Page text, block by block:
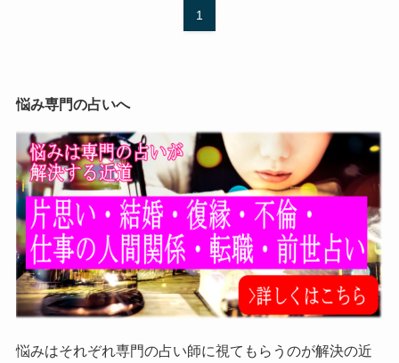
1
悩み専門の占いへ
悩みはそれぞれ専門の占い師に視てもらうのが解決の近